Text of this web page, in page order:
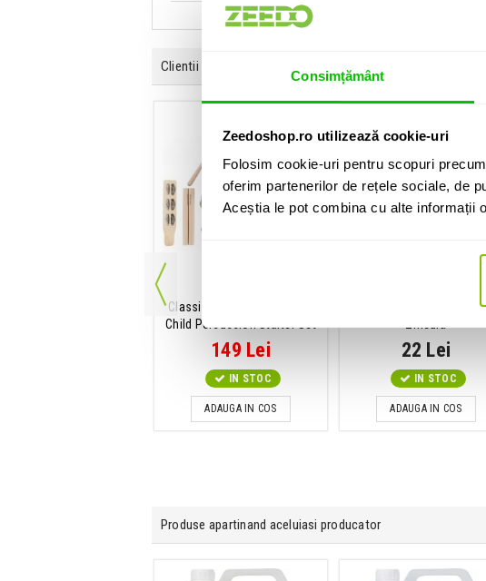
Consimțământ
Zeedoshop.ro utilizează cookie-uri
Folosim cookie-uri pentru scopuri
oferim partenerilor de rețele sociale, de
Aceștia le pot combina cu alte informații
Clientii care au cumparat acest produs au mai cumparat si:
Classic Cantabile 13 Piese,
Child Percussion Starter Set
149 Lei
IN STOC
ADAUGA IN COS
Showgear Fog Fluid
22 Lei
IN STOC
ADAUGA IN COS
Produse apartinand aceluiasi producator